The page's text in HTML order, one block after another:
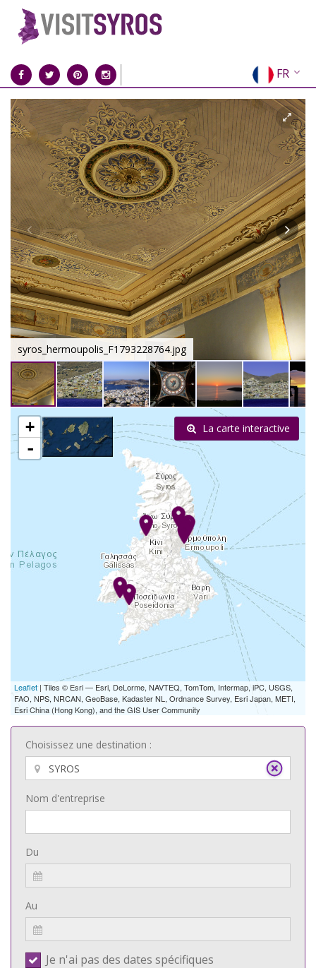
FR
EN
EL
DE
IT
ES
RU
CN
syros_hermoupolis_F1793228764.jpg
+
-
Leaflet | Tiles © Esri — Esri, DeLorme, NAVTEQ, TomTom, Intermap, iPC, USGS,
FAO, NPS, NRCAN, GeoBase, Kadaster NL, Ordnance Survey, Esri Japan, METI,
Esri China (Hong Kong), and the GIS User Community
La carte interactive
Choisissez une destination :
Nom d'entreprise
Du
Au
Je n'ai pas des dates spécifiques